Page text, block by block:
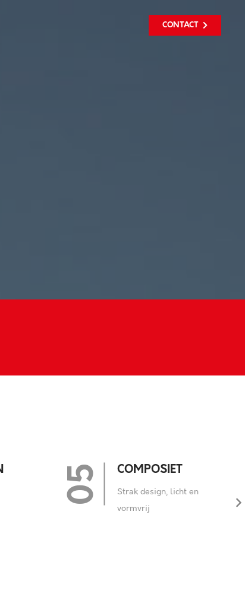
CONTACT
06
GEVELSLUITENDE
Eén systeem voor gevel